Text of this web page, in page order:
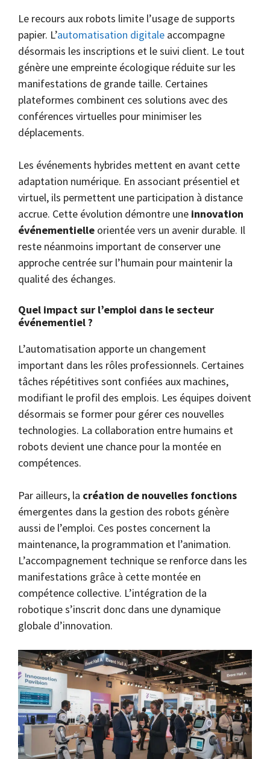
Le recours aux robots limite l’usage de supports
papier. L’automatisation digitale accompagne
désormais les inscriptions et le suivi client. Le tout
génère une empreinte écologique réduite sur les
manifestations de grande taille. Certaines
plateformes combinent ces solutions avec des
conférences virtuelles pour minimiser les
déplacements.
Les événements hybrides mettent en avant cette
adaptation numérique. En associant présentiel et
virtuel, ils permettent une participation à distance
accrue. Cette évolution démontre une innovation
événementielle orientée vers un avenir durable. Il
reste néanmoins important de conserver une
approche centrée sur l’humain pour maintenir la
qualité des échanges.
Quel impact sur l’emploi dans le secteur
événementiel ?
L’automatisation apporte un changement
important dans les rôles professionnels. Certaines
tâches répétitives sont confiées aux machines,
modifiant le profil des emplois. Les équipes doivent
désormais se former pour gérer ces nouvelles
technologies. La collaboration entre humains et
robots devient une chance pour la montée en
compétences.
Par ailleurs, la création de nouvelles fonctions
émergentes dans la gestion des robots génère
aussi de l’emploi. Ces postes concernent la
maintenance, la programmation et l’animation.
L’accompagnement technique se renforce dans les
manifestations grâce à cette montée en
compétence collective. L’intégration de la
robotique s’inscrit donc dans une dynamique
globale d’innovation.